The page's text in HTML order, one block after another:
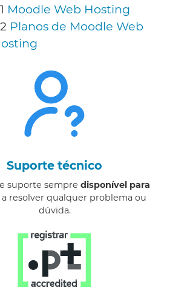
Moodle Web Hosting
Planos de Moodle Web
Suporte técnico
suporte sempre disponível para
a resolver qualquer problema ou
dúvida.